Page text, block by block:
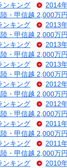
ンキング
2014
・甲信越 2,000万
ンキング
2013
・甲信越 2,000万
ンキング
2013
・甲信越 2,000万
ンキング
2013
・甲信越 2,000万
ンキング
2012
・甲信越 2,000万
ンキング
2012
・甲信越 2,000万
ンキング
2011
・甲信越 2,000万
ンキング
2011
・甲信越 2,000万
ンキング
2010